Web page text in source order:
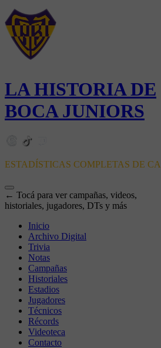
LA HISTORIA DE
BOCA JUNIORS
ESTADÍSTICAS COMPLETAS DE
← Tocá para ver campañas, videos,
historiales, jugadores, DTs y más
Inicio
Archivo Digital
Trivia
Notas
Campañas
Historiales
Estadios
Jugadores
Técnicos
Récords
Videoteca
Contacto